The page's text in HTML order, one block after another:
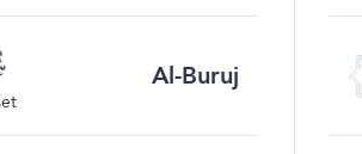
Al-Buruj